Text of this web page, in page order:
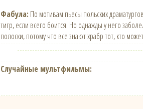
Фабула: По мотивам пьесы польских
тигр, если всего боится. Но однажды у него
полоски, потому что все знают храбр тот, кто
Случайные мультфильмы: